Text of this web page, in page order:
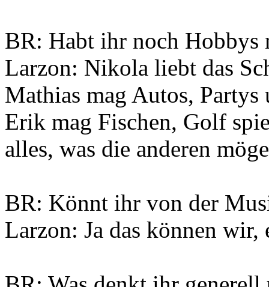
BR: Habt ihr noch Hobbys
Larzon: Nikola liebt das
Mathias mag Autos,
Erik mag Fischen, Golf
alles, was die anderen
BR: Könnt ihr von der
Larzon: Ja das können